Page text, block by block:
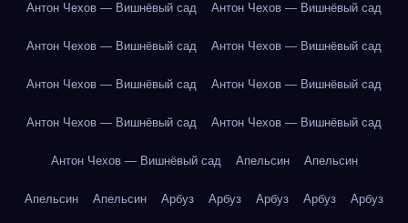
Антон Чехов — Вишнёвый сад Антон Чехов — Вишнёвый сад
Антон Чехов — Вишнёвый сад Антон Чехов — Вишнёвый сад
Антон Чехов — Вишнёвый сад Антон Чехов — Вишнёвый сад
Антон Чехов — Вишнёвый сад Антон Чехов — Вишнёвый сад
Антон Чехов — Вишнёвый сад Апельсин Апельсин
Апельсин Апельсин Арбуз Арбуз Арбуз Арбуз Арбуз